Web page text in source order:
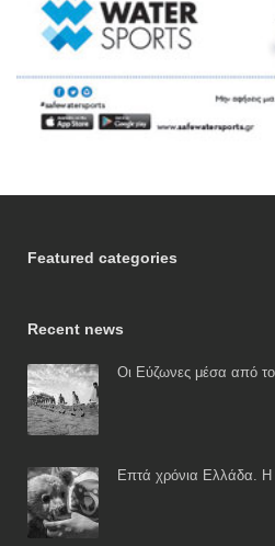
Featured categories
Recent news
Οι Εύζωνες μέσα από
Επτά χρόνια Ελλάδα. Η